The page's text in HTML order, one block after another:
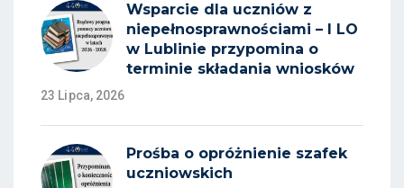
Wsparcie dla uczniów z
niepełnosprawnościami – I LO
w Lublinie przypomina o
terminie składania wniosków
23 Lipca, 2026
Prośba o opróżnienie szafek
uczniowskich